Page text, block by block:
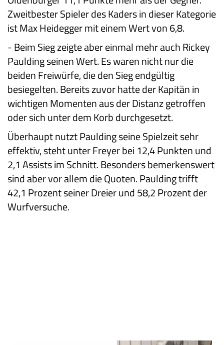
Zweitbester Spieler des Kaders in dieser Kategorie
ist Max Heidegger mit einem Wert von 6,8.
-Beim Sieg zeigte aber einmal mehr auch Rickey
Paulding seinen Wert. Es waren nicht nur die
beiden Freiwürfe, die den Sieg endgültig
besiegelten. Bereits zuvor hatte der Kapitän in
wichtigen Momenten aus der Distanz getroffen
oder sich unter dem Korb durchgesetzt.
Überhaupt nutzt Paulding seine Spielzeit sehr
effektiv, steht unter Freyer bei 12,4 Punkten und
2,1 Assists im Schnitt. Besonders bemerkenswert
sind aber vor allem die Quoten. Paulding trifft
42,1 Prozent seiner Dreier und 58,2 Prozent der
Wurfversuche.